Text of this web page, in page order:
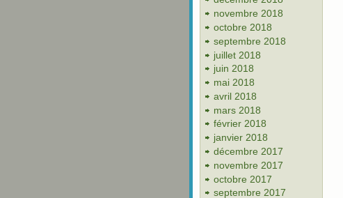
novembre 2018
octobre 2018
septembre 2018
juillet 2018
juin 2018
mai 2018
avril 2018
mars 2018
février 2018
janvier 2018
décembre 2017
novembre 2017
octobre 2017
septembre 2017